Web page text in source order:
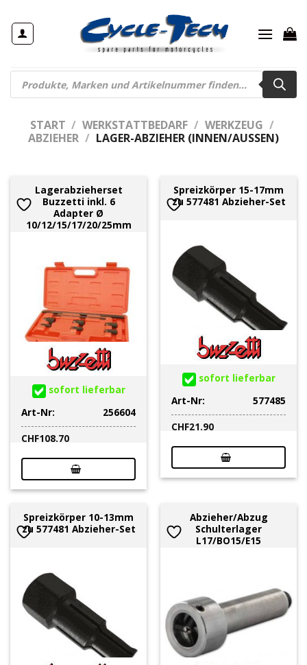
Inhalt
springen
Products
search
START / WERKSTATTBEDARF / WERKZEUG /
ABZIEHER / LAGER-ABZIEHER (INNEN/AUSSEN)
Lagerabzieherset
Buzzetti inkl. 6
Adapter Ø
10/12/15/17/20/25mm
sofort lieferbar
Art-Nr:
256604
CHF108.70
Spreizkörper 15-17mm
zu 577481 Abzieher-Set
sofort lieferbar
Art-Nr:
577485
CHF21.90
Spreizkörper 10-13mm
zu 577481 Abzieher-Set
Abzieher/Abzug
Schulterlager
L17/BO15/E15